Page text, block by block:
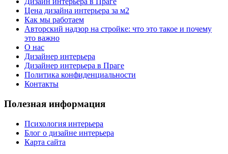
Цена дизайна интерьера за м2
Как мы работаем
Авторский надзор на стройке: что это такое и почему
это важно
О нас
Дизайнер интерьера
Дизайнер интерьера в Праге
Политика конфиденциальности
Контакты
Полезная информация
Психология интерьера
Блог о дизайне интерьера
Карта сайта